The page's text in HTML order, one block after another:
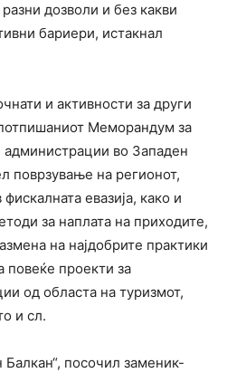
дозволи и без какви
бариери, истакнал
и активности за други
Меморандум за
администрации во Западен
поврзување на регионот,
евазија, како и
за наплата на приходите,
на најдобрите практики
повеќе проекти за
од областа на туризмот,
и сл.
Балкан“, посочил заменик-